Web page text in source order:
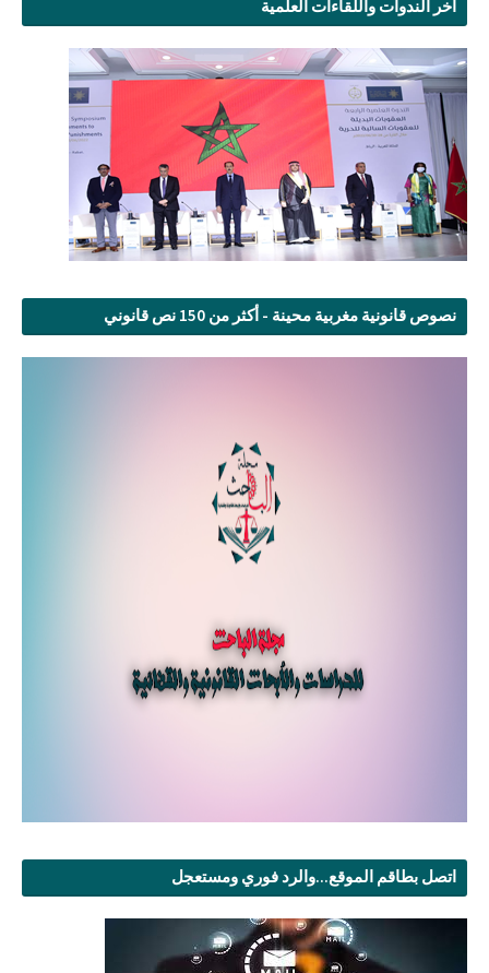
آخر الندوات واللقاءات العلمية
نصوص قانونية مغربية محينة - أكثر من 150 نص قانوني
اتصل بطاقم الموقع...والرد فوري ومستعجل